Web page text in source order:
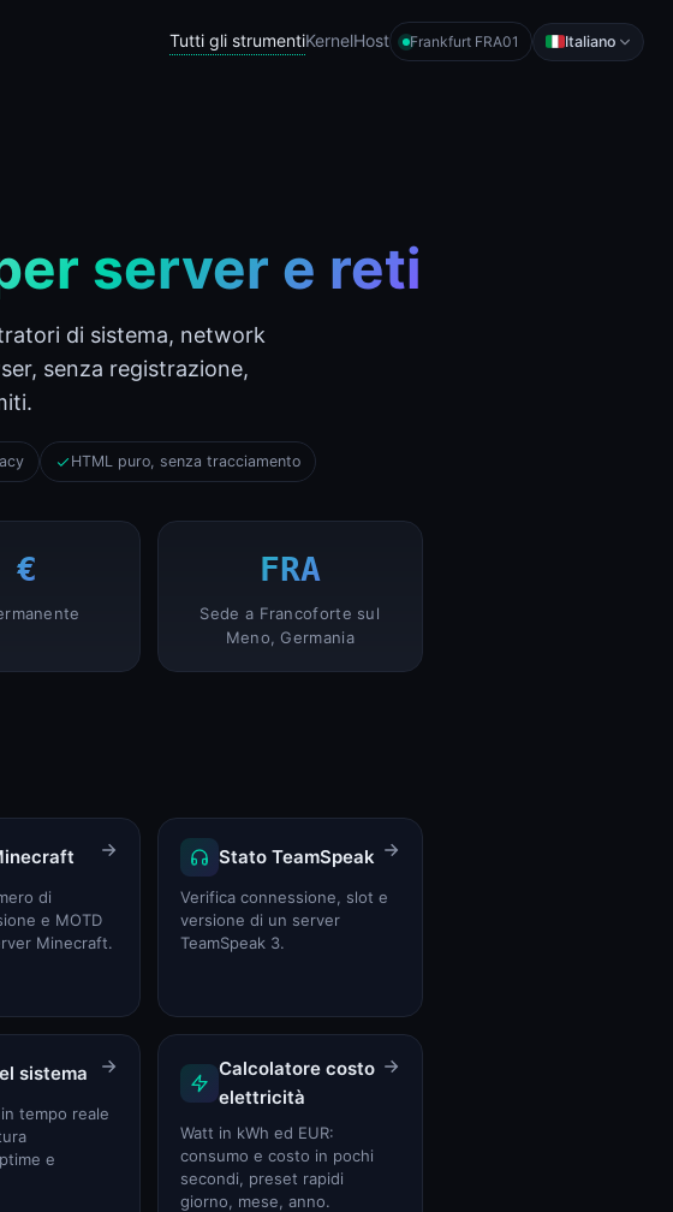
Tutti gli strumentiKernelHost Frankfurt FRA01 Italiano
server e reti
di sistema, network
senza registrazione,
HTML puro, senza tracciamento
€ FRA
Sede a Francoforte sul
Meno, Germania
di
e MOTD
Minecraft.
Stato TeamSpeak
Verifica connessione, slot e
versione di un server
TeamSpeak 3.
sistema
tempo reale
e
Calcolatore costo
elettricità
Watt in kWh ed EUR:
consumo e costo in pochi
secondi, preset rapidi
giorno, mese, anno.